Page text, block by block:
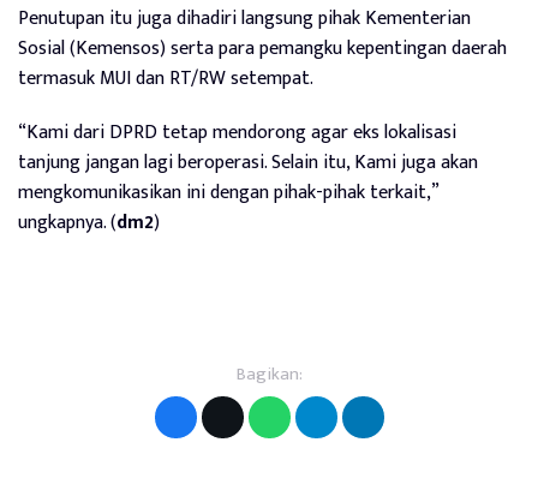
Penutupan itu juga dihadiri langsung pihak Kementerian
Sosial (Kemensos) serta para pemangku kepentingan daerah
termasuk MUI dan RT/RW setempat.
“Kami dari DPRD tetap mendorong agar eks lokalisasi
tanjung jangan lagi beroperasi. Selain itu, Kami juga akan
mengkomunikasikan ini dengan pihak-pihak terkait,”
ungkapnya. (dm2)
Bagikan: